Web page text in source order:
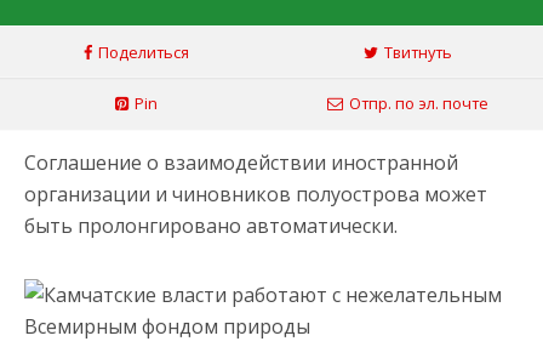
Поделиться Твитнуть
Pin Отпр. по эл. почте
Соглашение о взаимодействии иностранной
организации и чиновников полуострова может
быть пролонгировано автоматически.